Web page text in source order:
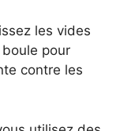
les vides
pour
contre les